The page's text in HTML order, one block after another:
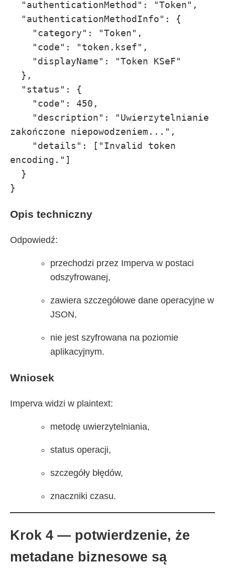
zakończone niepowodzeniem...",
encoding."]
}
Opis techniczny
Odpowiedź:
przechodzi przez Imperva w postaci
odszyfrowanej,
zawiera szczegółowe dane operacyjne w
JSON,
nie jest szyfrowana na poziomie
aplikacyjnym.
Wniosek
Imperva widzi w plaintext:
metodę uwierzytelniania,
status operacji,
szczegóły błędów,
znaczniki czasu.
Krok 4 — potwierdzenie, że
metadane biznesowe są